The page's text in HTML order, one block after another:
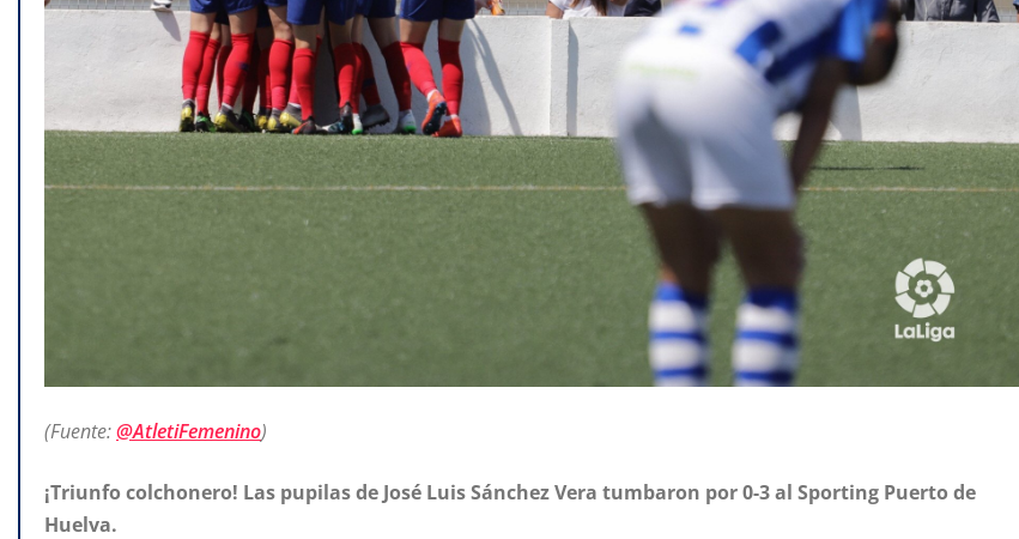
(Fuente:@AtletiFemenino)
¡Triunfo colchonero! Las pupilas de José Luis Sánchez Vera tumbaron por 0-3 al Sporting Puerto de
Huelva.